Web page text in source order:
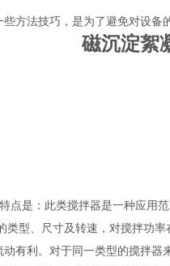
法技巧，是为了避免对设备
磁沉淀絮
点是：此类搅拌器是一种应用
类型、尺寸及转速，对搅拌功
有利。对于同一类型的搅拌